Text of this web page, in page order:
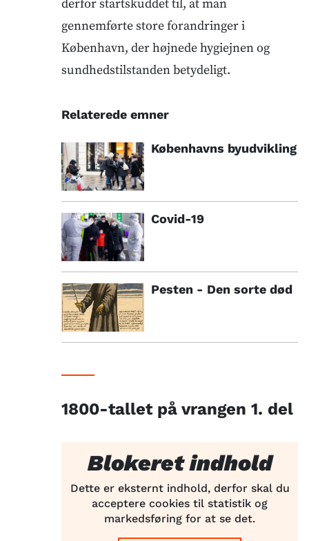
derfor startskuddet til, at man
gennemførte store forandringer i
København, der højnede hygiejnen og
sundhedstilstanden betydeligt.
Relaterede emner
Københavns byudvikling
Covid-19
Pesten - Den sorte død
1800-tallet på vrangen 1. del
Blokeret indhold
Dette er eksternt indhold, derfor skal du
acceptere cookies til statistik og
markedsføring for at se det.